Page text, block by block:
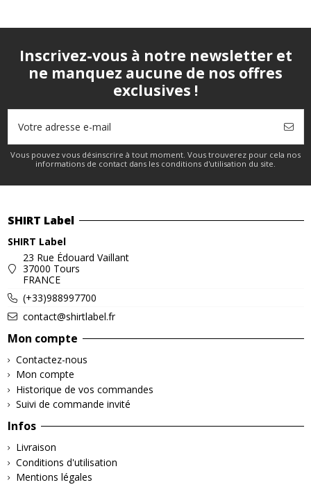
Inscrivez-vous à notre newsletter et
ne manquez aucune de nos offres
exclusives !
Vous pouvez vous désinscrire à tout moment. Vous trouverez pour cela nos
informations de contact dans les conditions d'utilisation du site.
SHIRT Label
SHIRT Label
23 Rue Édouard Vaillant
37000 Tours
FRANCE
(+33)988997700
contact@shirtlabel.fr
Mon compte
Contactez-nous
Mon compte
Historique de vos commandes
Suivi de commande invité
Infos
Livraison
Conditions d'utilisation
Mentions légales